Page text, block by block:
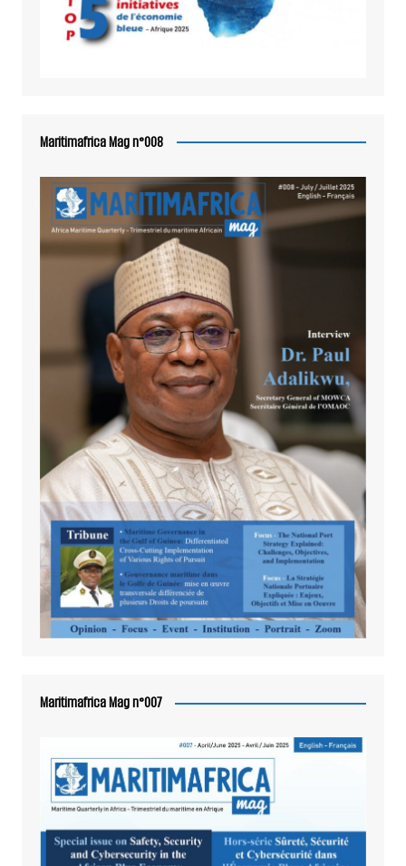
Maritimafrica Mag n°008
Maritimafrica Mag n°007